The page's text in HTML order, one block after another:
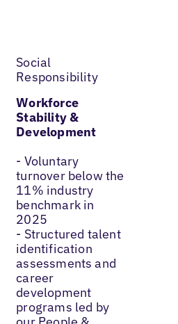
Social
Responsibility
Workforce
Stability &
Development
- Voluntary
turnover below the
11% industry
benchmark in
2025
- Structured talent
identification
assessments and
career
development
programs led by